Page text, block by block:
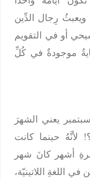
ويعبثُ رِجال الدِّين
أو في التقويم
موجودةٌ في كُلِّ
يعني الشهرَ
لأنَّهُ حينما كانت
أشهر كانَ شهر
اللغةِ اللاتينيّة،